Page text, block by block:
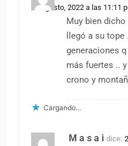
28 agosto, 2022 a las 11:11
Muy bien
llegó a su
generaciones
más fuertes ..
crono y
Cargando...
M a s a i dice: